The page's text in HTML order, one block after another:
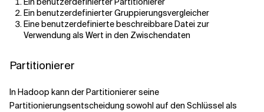
Ein benutzerdefinierter Gruppierungsvergleicher
Eine benutzerdefinierte beschreibbare Datei zur
Verwendung als Wert in den Zwischendaten
Partitionierer
In Hadoop kann der Partitionierer seine
Partitionierungsentscheidung sowohl auf den Schlüssel als